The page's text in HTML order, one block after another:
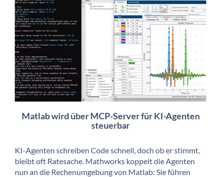
Matlab wird über MCP-Server für KI-Agenten
steuerbar
KI-Agenten schreiben Code schnell, doch ob er stimmt,
bleibt oft Ratesache. Mathworks koppelt die Agenten
nun an die Rechenumgebung von Matlab: Sie führen